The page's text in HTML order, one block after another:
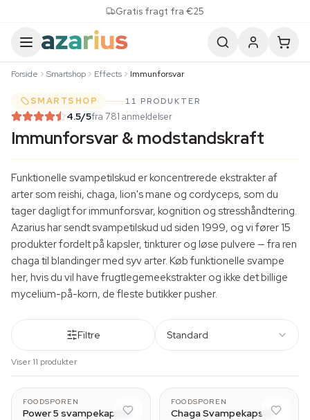
Gratis fragt fra €25
Forside Smartshop Effects Immunforsvar
SMARTSHOP 11 PRODUKTER
4.5/5fra 781 anmeldelser
Immunforsvar & modstandskraft
Funktionelle svampetilskud er koncentrerede ekstrakter af
arter som reishi, chaga, lion's mane og cordyceps, som du
tager dagligt for immunforsvar, kognition og stresshåndtering.
Azarius har sendt svampetilskud ud siden 1999, og vi fører 15
produkter fordelt på kapsler, tinkturer og løse pulvere — fra ren
chaga til blandinger med syv arter. Køb funktionelle svampe
her, hvis du vil have frugtlegemeekstrakter og ikke det billige
mycelium-på-korn, de fleste butikker pusher.
Filtre Standard
Viser 11 produkter
FOODSPOREN
Power 5 svampekapsler
FOODSPOREN
Chaga Svampekapsler